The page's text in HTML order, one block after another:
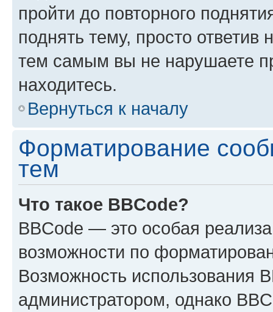
пройти до повторного
поднять тему, просто ответив
тем самым вы не нарушаете
находитесь.
Вернуться к началу
Форматирование
тем
Что такое BBCode?
BBCode — это особая
возможности по
Возможность использования
администратором, однако